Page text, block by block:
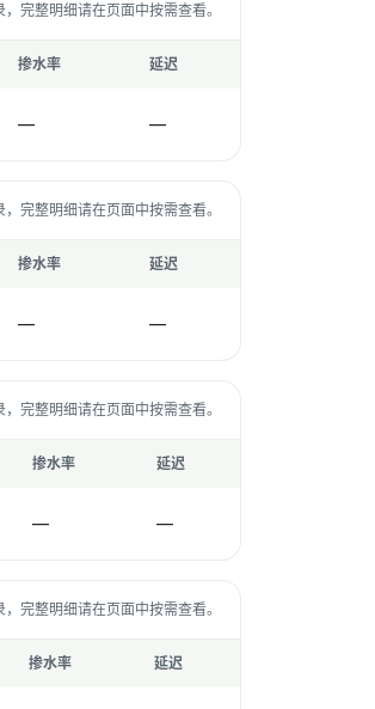
完整明细请在页面中按需查看。
掺水率 延迟
— —
完整明细请在页面中按需查看。
掺水率 延迟
— —
完整明细请在页面中按需查看。
掺水率 延迟
— —
完整明细请在页面中按需查看。
掺水率 延迟